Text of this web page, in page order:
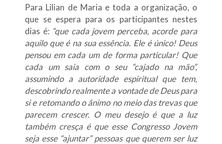
Para Lilian de Maria e toda a organização, o
que se espera para os participantes nestes
dias é: “que cada jovem perceba, acorde para
aquilo que é na sua essência. Ele é único! Deus
pensou em cada um de forma particular! Que
cada um saia com o seu “cajado na mão”,
assumindo a autoridade espiritual que tem,
descobrindo realmente a vontade de Deus para
si e retomando o ânimo no meio das trevas que
parecem crescer. O meu desejo é que a luz
também cresça é que esse Congresso Jovem
seja esse “ajuntar” pessoas que querem ser luz